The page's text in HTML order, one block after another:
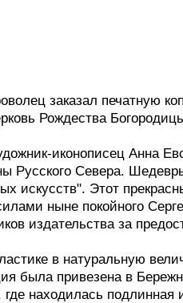
заказал печатную
Рождества
иконописец Анна
Русского Севера.
искусств". Этот
ныне покойного
издательства за
в натуральную
была привезена в
находилась